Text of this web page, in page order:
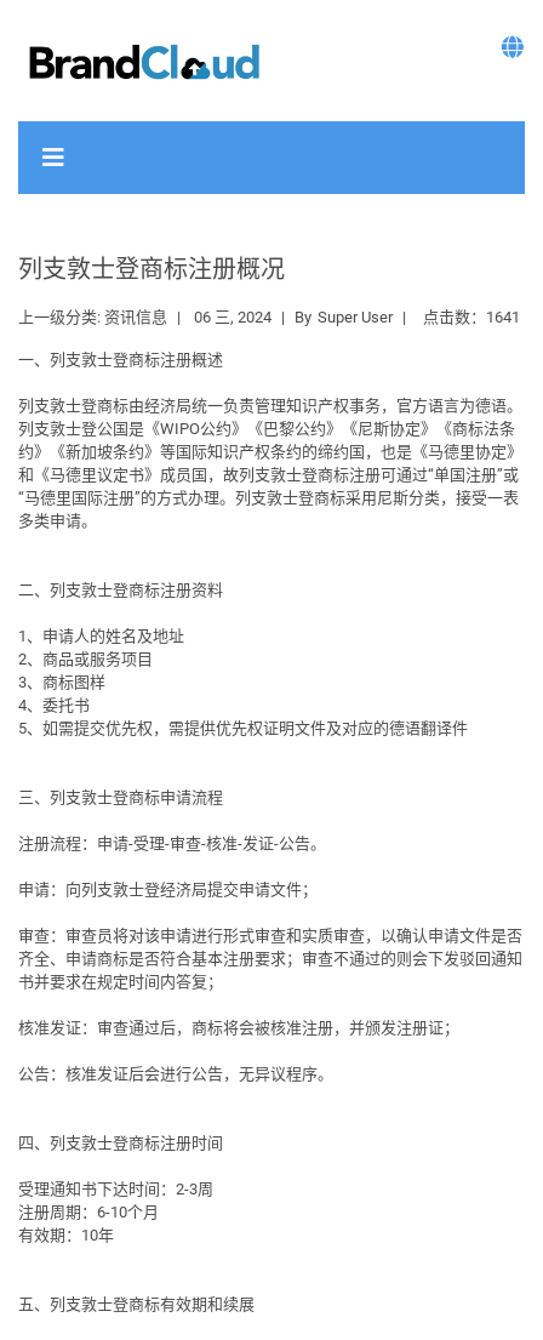
列支敦士登商标注册概况
上一级分类: 资讯信息 06 三, 2024 By Super User 点击数：1641
一、列支敦士登商标注册概述
列支敦士登商标由经济局统一负责管理知识产权事务，官方语言为德语。
列支敦士登公国是《WIPO公约》《巴黎公约》《尼斯协定》《商标法条
约》《新加坡条约》等国际知识产权条约的缔约国，也是《马德里协定》
和《马德里议定书》成员国，故列支敦士登商标注册可通过“单国注册”或
“马德里国际注册”的方式办理。列支敦士登商标采用尼斯分类，接受一表
多类申请。
二、列支敦士登商标注册资料
1、申请人的姓名及地址
2、商品或服务项目
3、商标图样
4、委托书
5、如需提交优先权，需提供优先权证明文件及对应的德语翻译件
三、列支敦士登商标申请流程
注册流程：申请-受理-审查-核准-发证-公告。
申请：向列支敦士登经济局提交申请文件；
审查：审查员将对该申请进行形式审查和实质审查，以确认申请文件是否
齐全、申请商标是否符合基本注册要求；审查不通过的则会下发驳回通知
书并要求在规定时间内答复；
核准发证：审查通过后，商标将会被核准注册，并颁发注册证；
公告：核准发证后会进行公告， 无异议程序。
四、列支敦士登商标注册时间
受理通知书下达时间：2-3周
注册周期：6-10个月
有效期：10年
五、列支敦士登商标有效期和续展